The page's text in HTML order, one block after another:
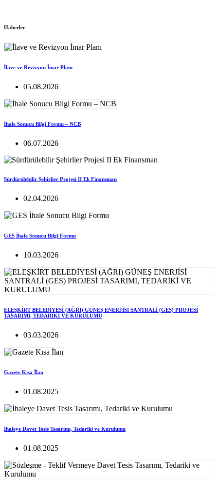
Haberler
İlave ve Revizyon İmar Planı
05.08.2026
İhale Sonucu Bilgi Formu – NCB
06.07.2026
Sürdürülebilir Şehirlier Projesi II Ek Finansman
02.04.2026
GES İhale Sonucu Bilgi Formu
10.03.2026
ELEŞKİRT BELEDİYESİ (AĞRI) GÜNEŞ ENERJİSİ SANTRALİ (GES) PROJESİ
TASARIMI, TEDARİKİ VE KURULUMU
03.03.2026
Gazete Kısa İlan
01.08.2025
İhaleye Davet Tesis Tasarımı, Tedariki ve Kurulumu
01.08.2025